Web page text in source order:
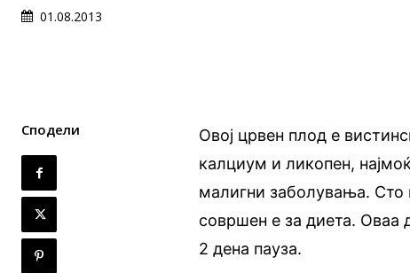
01.08.2013
Сподели
Овој црвен плод е
калциум и ликопен,
малигни заболувања.
совршен е за диета. Оваа
2 дена пауза.